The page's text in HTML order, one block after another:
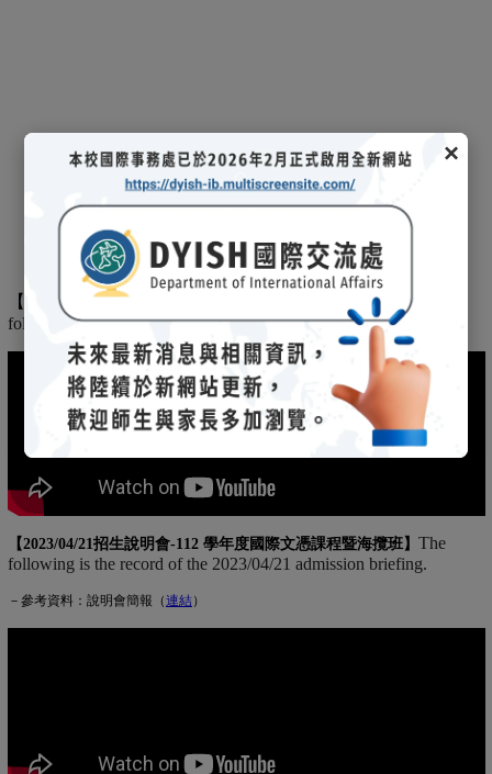
×
【 2025/03/08招生說明會- 114 學年度國際文憑課程暨海攬班 】
following is the record of the 2025/03/08 admission briefing.
【2023/04/21招生說明會-112 學年度國際文憑課程暨海攬班】 The
following is the record of the 2023/04/21 admission briefing.
－參考資料：說明會簡報（連結(另開新視窗)
）